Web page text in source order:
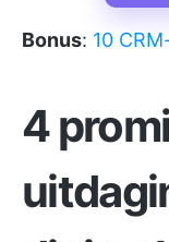
Bonus: 10
4